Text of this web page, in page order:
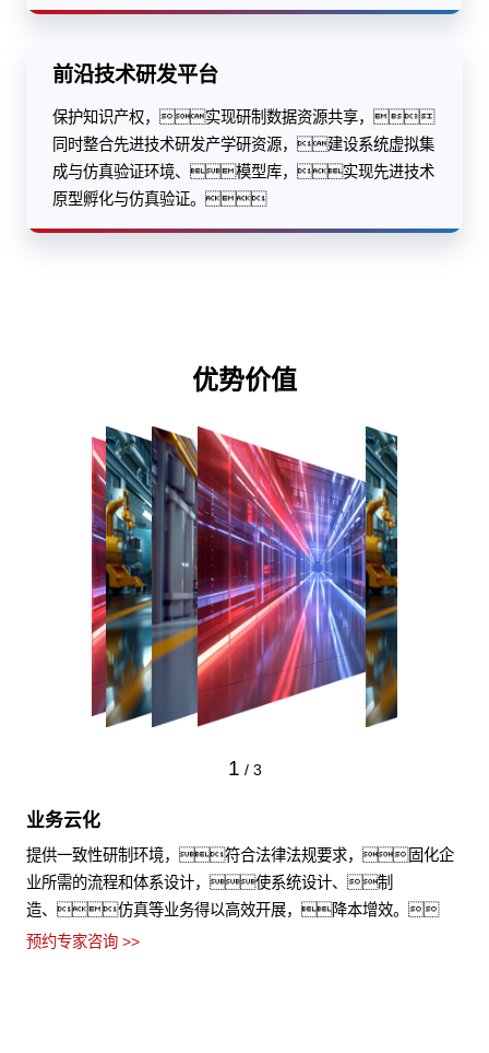
前沿技术研发平台
保护知识产权，实现研制数据资源共享，
同时整合先进技术研发产学研资源，建设系统虚拟集
成与仿真验证环境、模型库，实现先进技术
原型孵化与仿真验证。
优势价值
1 / 3
业务云化
提供一致性研制环境，符合法律法规要求，固化企
业所需的流程和体系设计，使系统设计、制
造、仿真等业务得以高效开展，降本增效。
预约专家咨询 >>